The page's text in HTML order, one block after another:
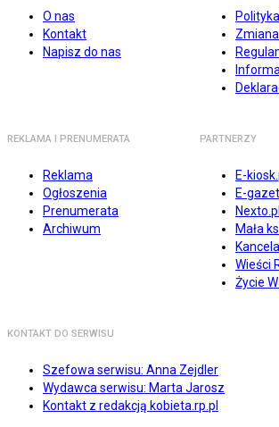
O nas
Kontakt
Napisz do nas
REKLAMA I PRENUMERATA
Reklama
Ogłoszenia
Prenumerata
Archiwum
PARTNERZY
E-
E-
Nexto.pl
Mała
Wieści
Życie
KONTAKT DO SERWISU
Szefowa serwisu: Anna Zejdler
Wydawca serwisu: Marta Jarosz
Kontakt z redakcją kobieta.rp.pl